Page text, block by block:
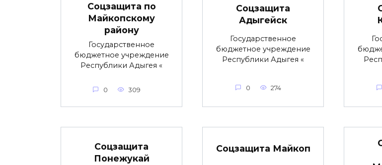
Соцзащита по
Майкопскому
району
Государственное
бюджетное учреждение
Республики Адыгея «
0 309
Соцзащита
Адыгейск
Государственное
бюджетное учреждение
Республики Адыгея «
0 274
Соцзащита
Понежукай
Соцзащита Майкоп